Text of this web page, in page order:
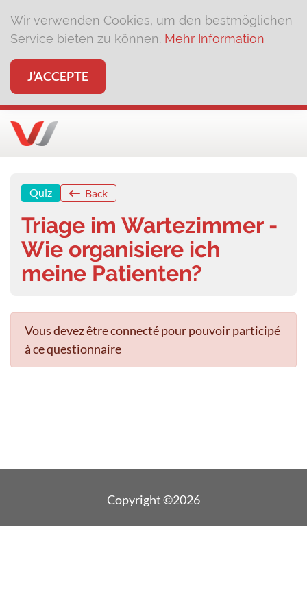
Wir verwenden Cookies, um den bestmöglichen
Service bieten zu können. Mehr Information
J’ACCEPTE
Quiz Back
Triage im Wartezimmer -
Wie organisiere ich
meine Patienten?
Vous devez être connecté pour pouvoir participé
à ce questionnaire
Copyright ©2026